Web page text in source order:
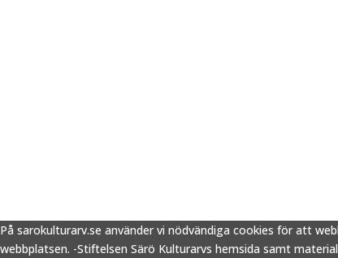
På sarokulturarv.se använder vi nödvändiga cookies för att
webbplatsen. -Stiftelsen Särö Kulturarvs hemsida samt